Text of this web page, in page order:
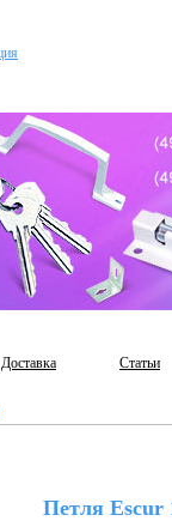
Доставка Статьи
Петля Escur